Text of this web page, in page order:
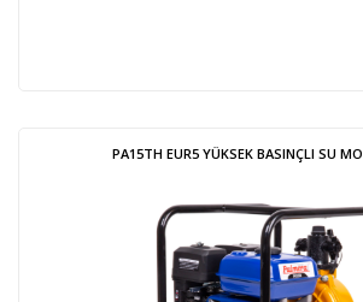
PA15TH EUR5 YÜKSEK BASINÇLI SU